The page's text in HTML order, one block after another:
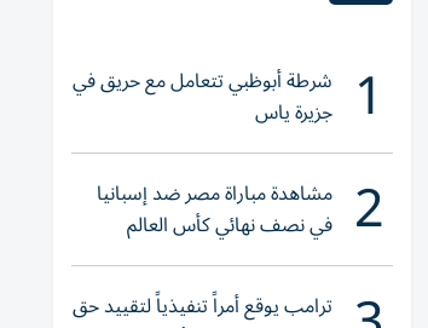
1 شرطة أبوظبي تتعامل مع حريق في
جزيرة ياس
2 مشاهدة مباراة مصر ضد إسبانيا
في نصف نهائي كأس العالم
لناشئات اليد 2026
ترامب يوقع أمراً تنفيذياً لتقييد حق